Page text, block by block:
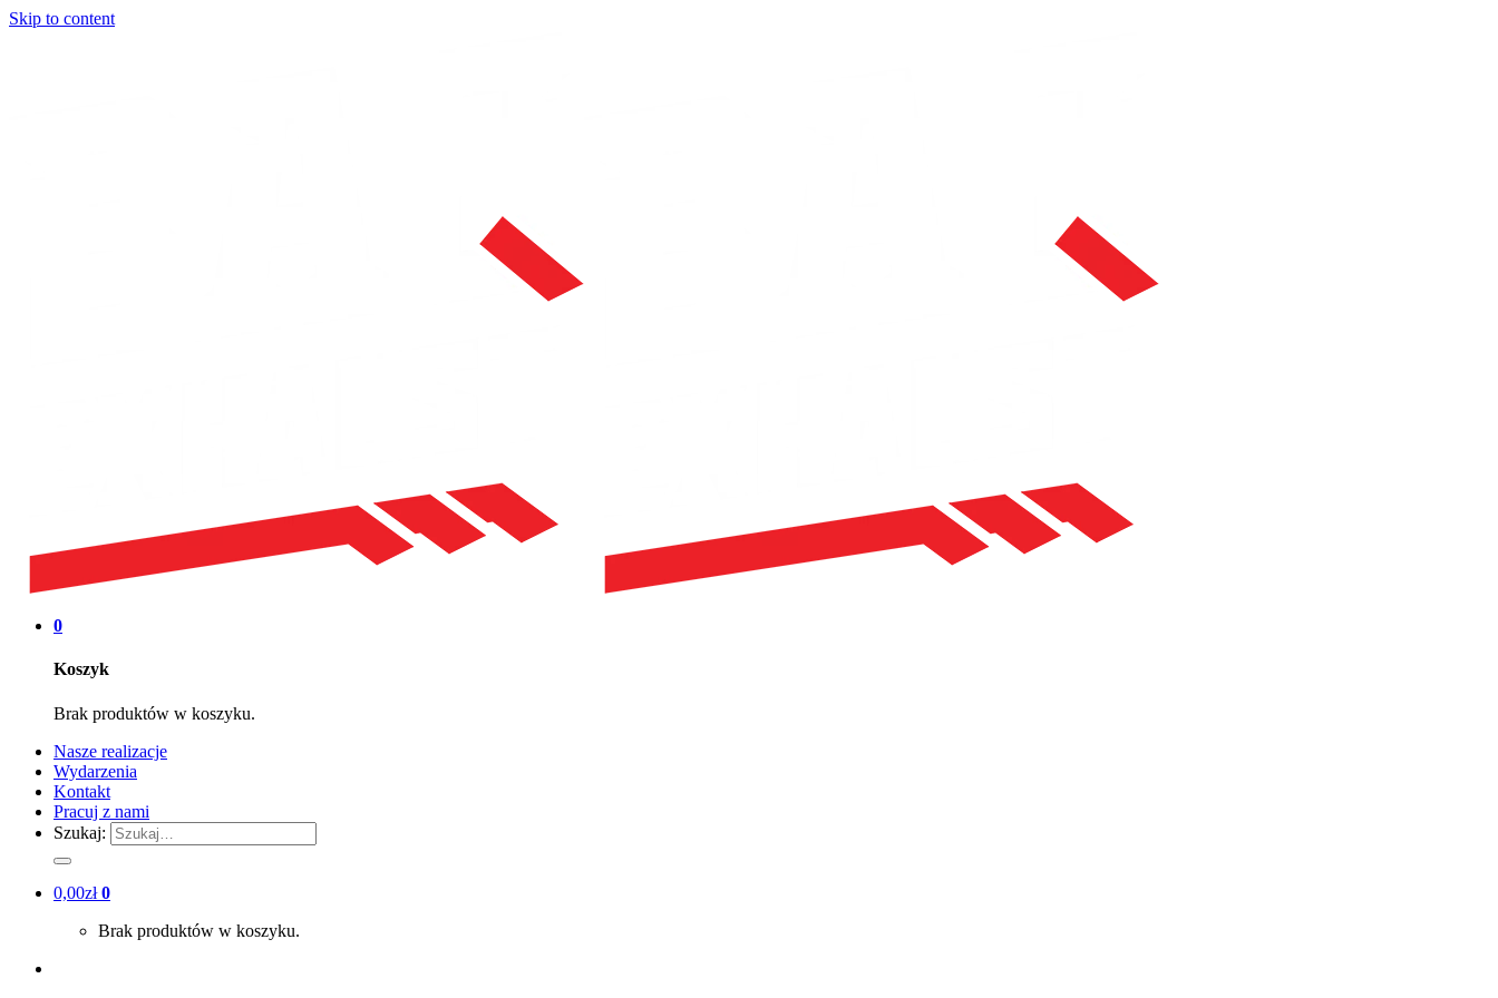
Skip to content
0
Koszyk
Brak produktów w koszyku.
Nasze realizacje
Wydarzenia
Kontakt
Pracuj z nami
Szukaj:
0,00zł 0
Brak produktów w koszyku.